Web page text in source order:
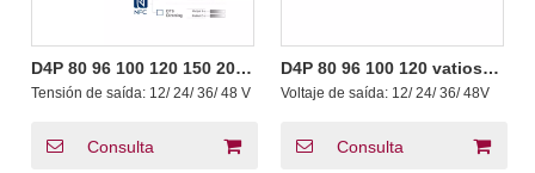
D4P 80 96 100 120 150 200
vatios CV CCT Push DALI-2
Tensión de saída: 12/ 24/ 36/ 48 V
Consulta
D4P 80 96 100 120 vatios
CV DALI-2 D4i Push LED
Driver 12V 24V 36V 48V
Voltaje de saída: 12/ 24/ 36/ 48V
Consulta